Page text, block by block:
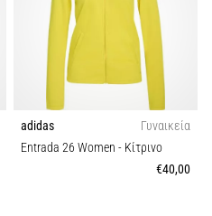
adidas
Γυναικεία
Entrada 26 Women - Κίτρινο
€40,00